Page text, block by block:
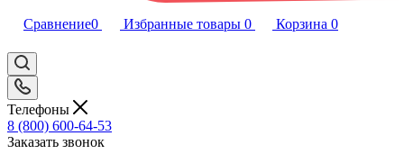
Сравнение0 Избранные товары 0 Корзина 0
Телефоны
8 (800) 600-64-53
Заказать звонок